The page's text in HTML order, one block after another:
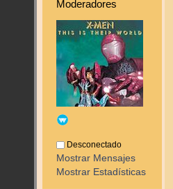
Moderadores
Desconectado
Mostrar Mensajes
Mostrar Estadísticas